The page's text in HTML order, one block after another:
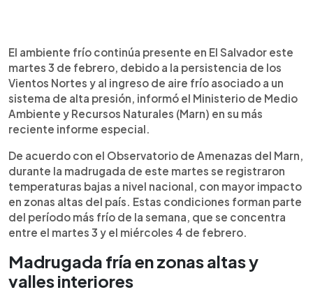
► Escuchar artículo
El Salvador continúa este martes 3 de febrero con
un ambiente frío debido a la persistencia de los
Vientos Nortes, informó el Ministerio de Medio
Ambiente. Durante la madrugada se registraron
temperaturas bajas, especialmente en zonas
altas, donde los termómetros marcaron entre 7 y
12 °C, mientras que en valles interiores oscilaron
entre 15 y 19 °C y en la costa entre 20 y 22 °C. El
cielo se mantendrá poco nublado y no se esperan
lluvias. El Marn advirtió que el ambiente frío
seguirá durante la semana y recomendó
precaución por ráfagas de viento, mar picado y el
cuidado de personas vulnerables ante las bajas
temperaturas.
El ambiente frío continúa presente en El Salvador este
martes 3 de febrero, debido a la persistencia de los
Vientos Nortes y al ingreso de aire frío asociado a un
sistema de alta presión, informó el Ministerio de Medio
Ambiente y Recursos Naturales (Marn) en su más
reciente informe especial.
De acuerdo con el Observatorio de Amenazas del Marn,
durante la madrugada de este martes se registraron
temperaturas bajas a nivel nacional, con mayor impacto
en zonas altas del país. Estas condiciones forman parte
del período más frío de la semana, que se concentra
entre el martes 3 y el miércoles 4 de febrero.
Madrugada fría en zonas altas y
valles interiores